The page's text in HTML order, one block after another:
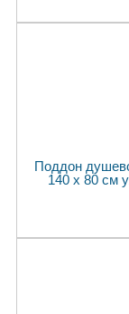
Поддон
140 x 80 см